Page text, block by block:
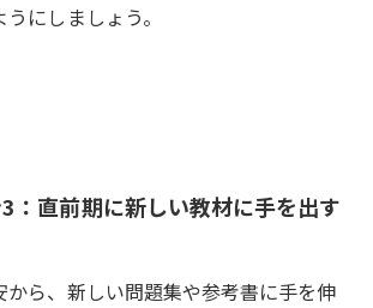
にしましょう。
：直前期に新しい教材に手を出す
から、新しい問題集や参考書に手を伸